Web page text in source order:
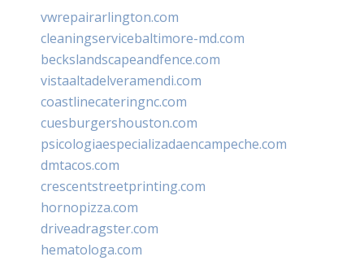
vwrepairarlington.com
cleaningservicebaltimore-md.com
beckslandscapeandfence.com
vistaaltadelveramendi.com
coastlinecateringnc.com
cuesburgershouston.com
psicologiaespecializadaencampeche.com
dmtacos.com
crescentstreetprinting.com
hornopizza.com
driveadragster.com
hematologa.com